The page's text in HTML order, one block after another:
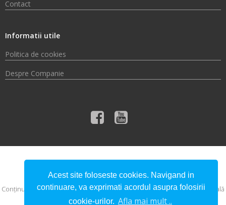
Contact
Informatii utile
Politica de cookies
Despre Companie
© 2026 Compania de Apă Someș S.A.
Conţinutul acestui material nu reprezintă în mod obligatoriu poziţia oficială
a Uniunii Europene sau a Guvernului României.
Acest site foloseste cookies. Navigand in
continuare, va exprimati acordul asupra folosirii
cookie-urilor. Afla mai mult ..